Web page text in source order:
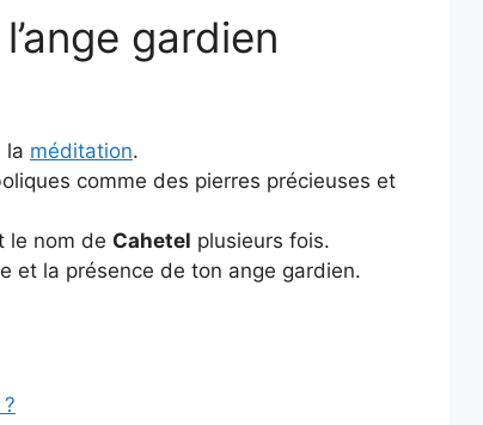
gardien
la méditation.
comme des pierres précieuses et
le nom de Cahetel plusieurs fois.
et la présence de ton ange gardien.